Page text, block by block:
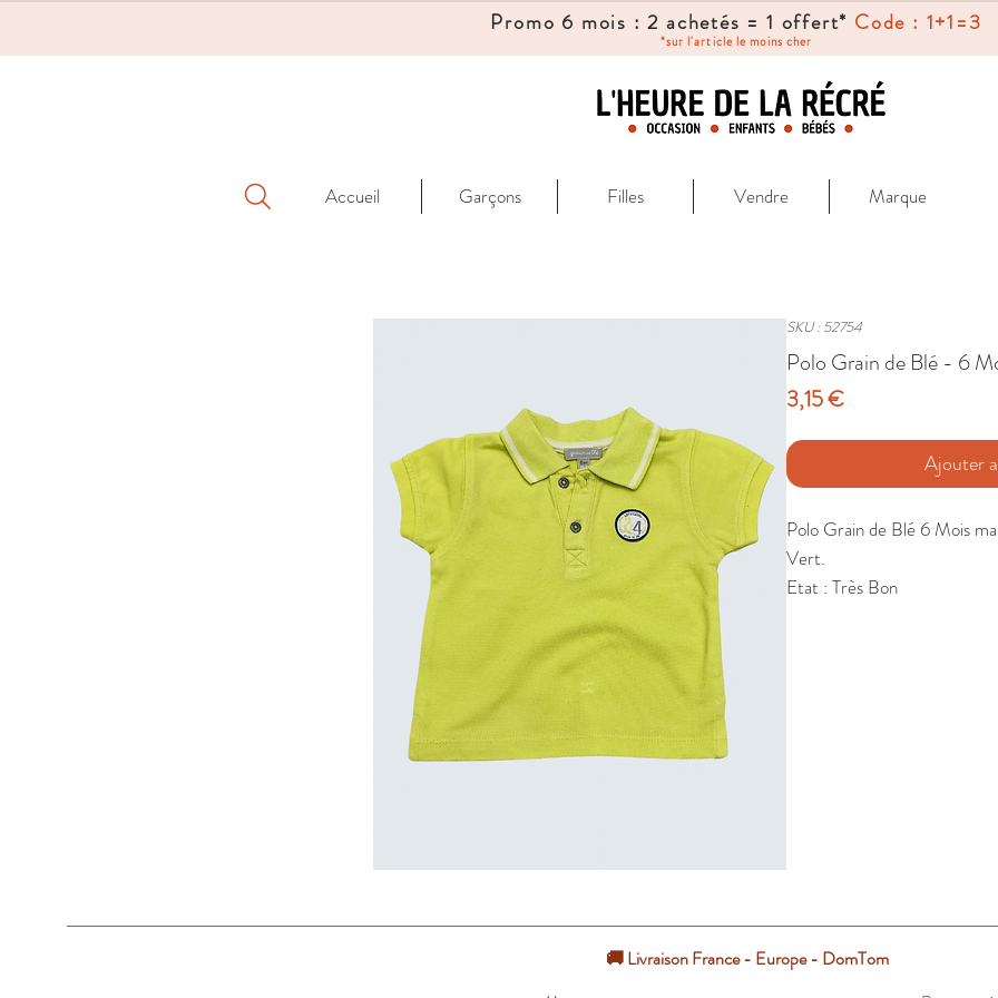
Promo 6 mois : 2 achetés = 1 offert* Code : 1+1=3
*sur l'article le moins cher
Accueil Garçons Filles Vendre Marque
SKU : 52754
Polo Grain de Blé - 6
3,15 €Prix
Ajouter
Polo Grain de Blé 6 Mois
Vert.
Etat : Très Bon
🚚 Livraison France - Europe - DomTom